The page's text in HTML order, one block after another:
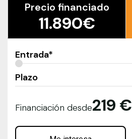
Precio financiado
11.890€
Entrada*
Plazo
Financiación desde219 €